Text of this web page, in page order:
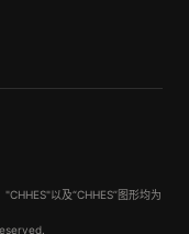
以及“CHHES”图形均为